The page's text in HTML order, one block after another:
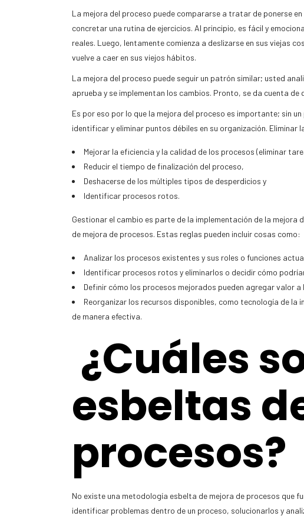
La mejora del proceso puede compararse a tratar de ponerse
concretar una rutina de ejercicios. Al principio, es fácil y
reales. Luego, lentamente comienza a deslizarse en sus viejas
vuelve a caer en sus viejos hábitos.
La mejora del proceso puede seguir un patrón similar; usted
aprueba y se implementan los cambios. Pronto, se da cuenta
Es por eso por lo que la mejora del proceso es importante; sin
identificar y eliminar puntos débiles en su organización. Eliminar
Mejorar la eficiencia y la calidad de los procesos (eliminar
Reducir el tiempo de finalización del proceso,
Deshacerse de los múltiples tipos de desperdicios y
Identificar procesos rotos.
Gestionar el cambio es parte de la implementación de la mejora
de mejora de procesos. Estas reglas pueden incluir cosas como:
Analizar los procesos existentes y sus roles o funciones
Identificar procesos rotos y eliminarlos o decidir cómo
Definir cómo los procesos mejorados pueden agregar valor a
Reorganizar los recursos disponibles, como tecnología de
de manera efectiva.
¿Cuáles
esbeltas
procesos?
No existe una metodología esbelta de mejora de procesos que
identificar problemas dentro de un proceso, solucionarlos y